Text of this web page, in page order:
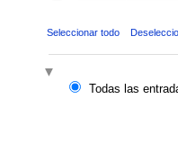
Seleccionar todo
Todas las